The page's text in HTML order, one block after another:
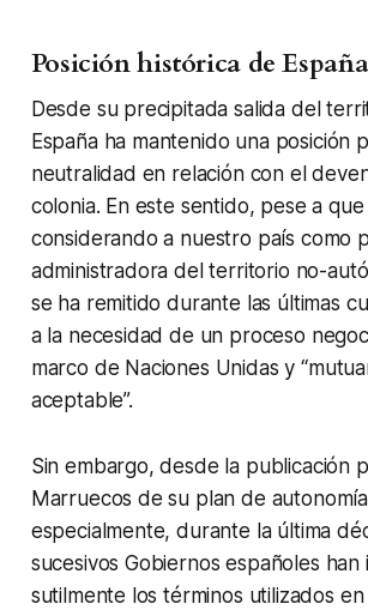
Posición histórica de España
Desde su precipitada salida del
España ha mantenido una posición
neutralidad en relación con el
colonia. En este sentido, pese a
considerando a nuestro país como
administradora del territorio no-
se ha remitido durante las últimas
a la necesidad de un proceso
marco de Naciones Unidas y
aceptable”.
Sin embargo, desde la publicación
Marruecos de su plan de
especialmente, durante la última
sucesivos Gobiernos españoles
sutilmente los términos utilizados en